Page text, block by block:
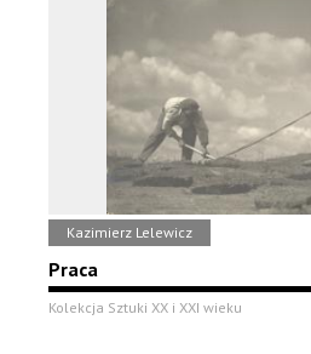
Kazimierz Lelewicz
Praca
Kolekcja Sztuki XX i XXI wieku